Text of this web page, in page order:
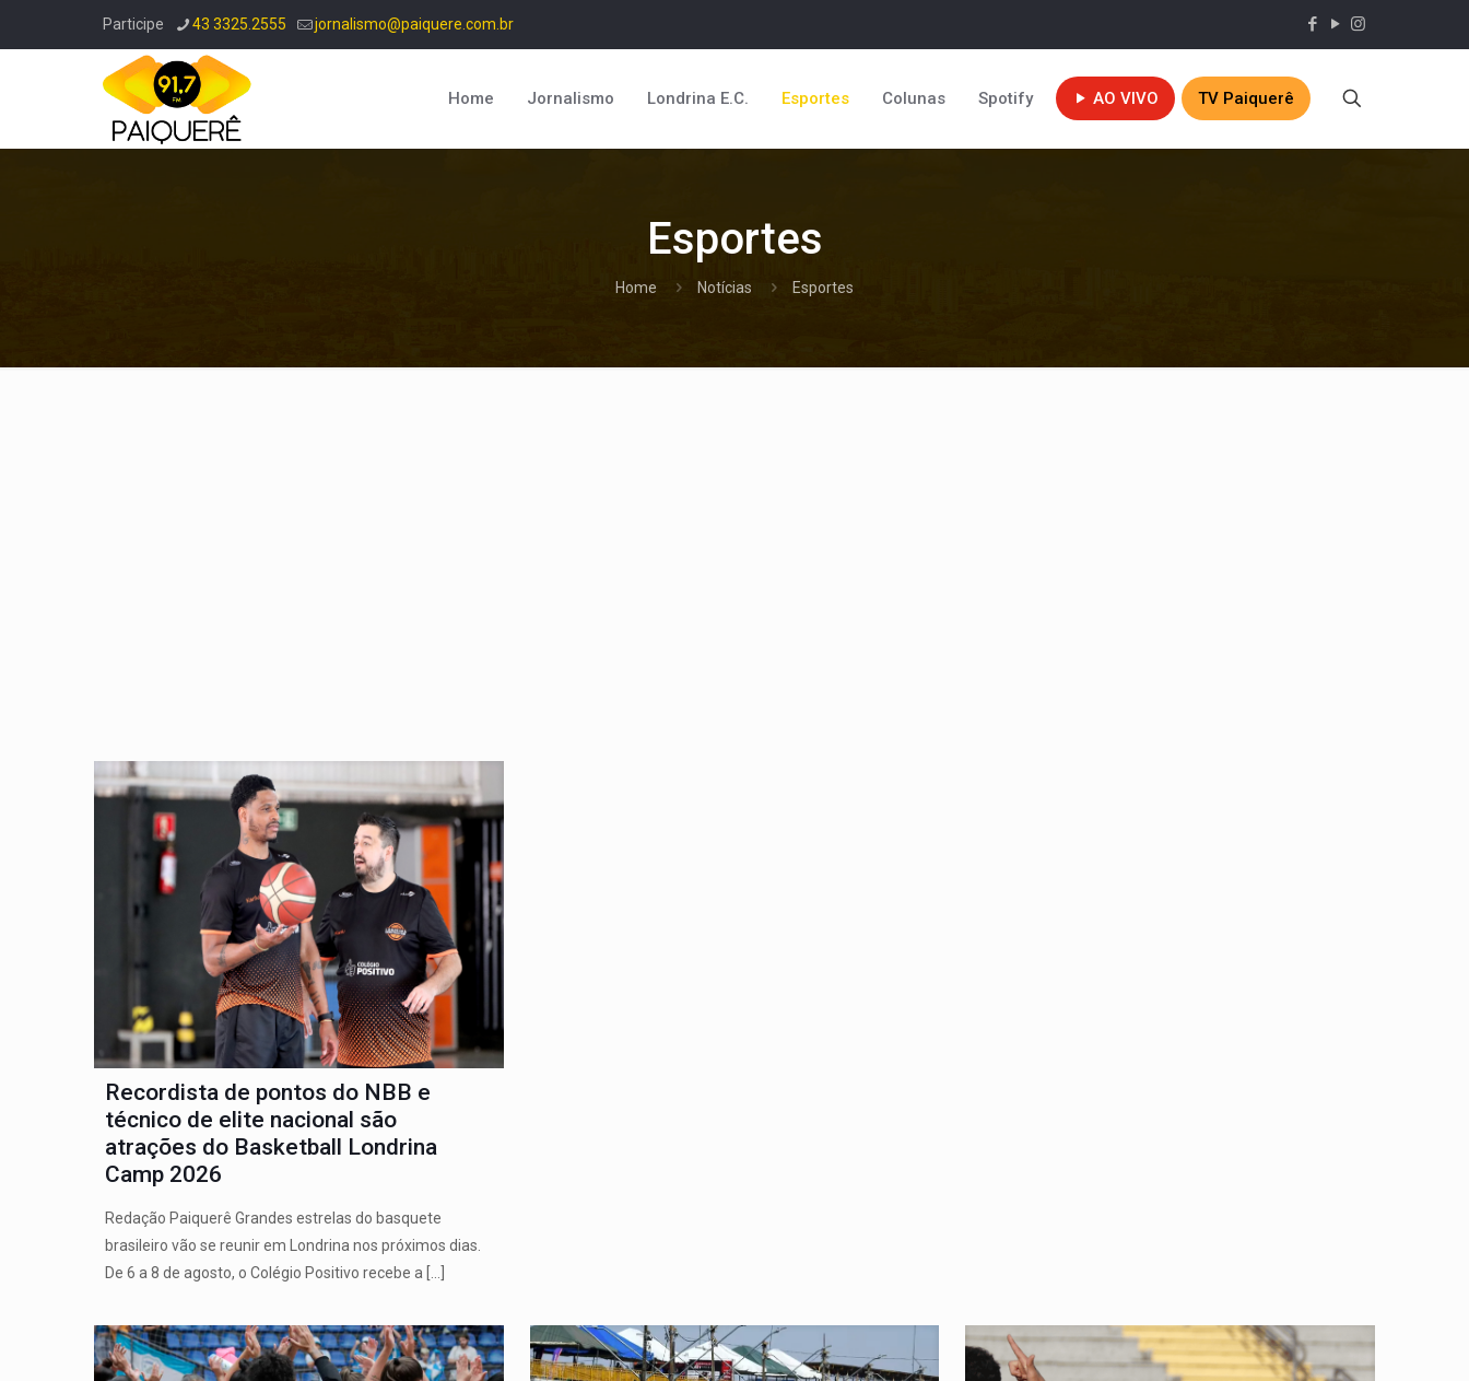
Participe 43 3325.2555 jornalismo@paiquere.com.br
Home Jornalismo Londrina E.C. Esportes Colunas Spotify AO VIVO TV Paiquerê
Esportes
Home Notícias Esportes
Recordista de pontos do NBB e
técnico de elite nacional são
atrações do Basketball Londrina
Camp 2026
Redação Paiquerê Grandes estrelas do basquete
brasileiro vão se reunir em Londrina nos próximos dias.
De 6 a 8 de agosto, o Colégio Positivo recebe a